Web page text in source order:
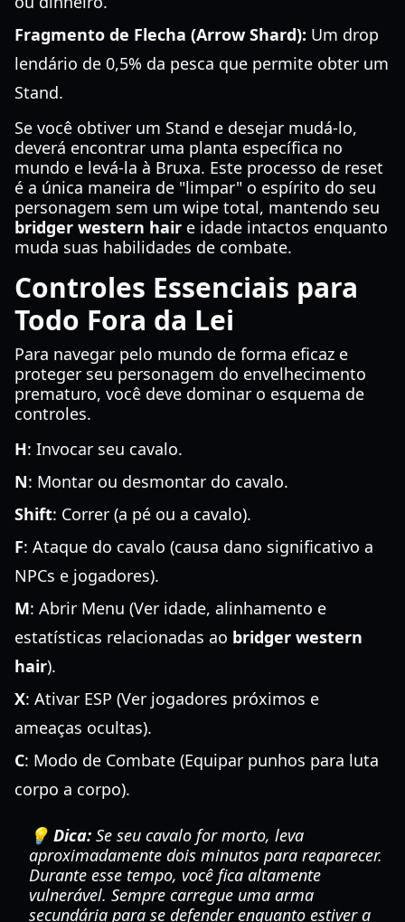
Fragmento de Flecha (Arrow Shard): Um drop
lendário de 0,5% da pesca que permite obter um
Stand.
Se você obtiver um Stand e desejar mudá-lo,
deverá encontrar uma planta específica no
mundo e levá-la à Bruxa. Este processo de reset
é a única maneira de "limpar" o espírito do seu
personagem sem um wipe total, mantendo seu
bridger western hair e idade intactos enquanto
muda suas habilidades de combate.
Controles Essenciais para
Todo Fora da Lei
Para navegar pelo mundo de forma eficaz e
proteger seu personagem do envelhecimento
prematuro, você deve dominar o esquema de
controles.
H: Invocar seu cavalo.
N: Montar ou desmontar do cavalo.
Shift: Correr (a pé ou a cavalo).
F: Ataque do cavalo (causa dano significativo a
NPCs e jogadores).
M: Abrir Menu (Ver idade, alinhamento e
estatísticas relacionadas ao bridger western
hair).
X: Ativar ESP (Ver jogadores próximos e
ameaças ocultas).
C: Modo de Combate (Equipar punhos para luta
corpo a corpo).
💡 Dica: Se seu cavalo for morto, leva
aproximadamente dois minutos para reaparecer.
Durante esse tempo, você fica altamente
vulnerável. Sempre carregue uma arma
secundária para se defender enquanto estiver a